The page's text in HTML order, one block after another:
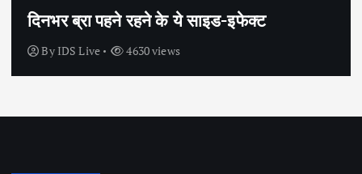
सेक्स के अलावा भी कंडोम का उपयोग है?
By IDS Live 4438 views